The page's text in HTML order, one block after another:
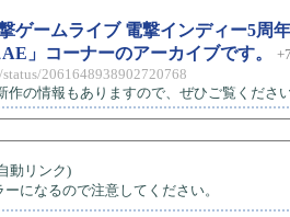
ゲームライブ 電撃インディー5周
」コーナーのアーカイブです。
2061648938902720768
作の情報もありますので、ぜひご覧くださ
動リンク)
になるので注意してください。